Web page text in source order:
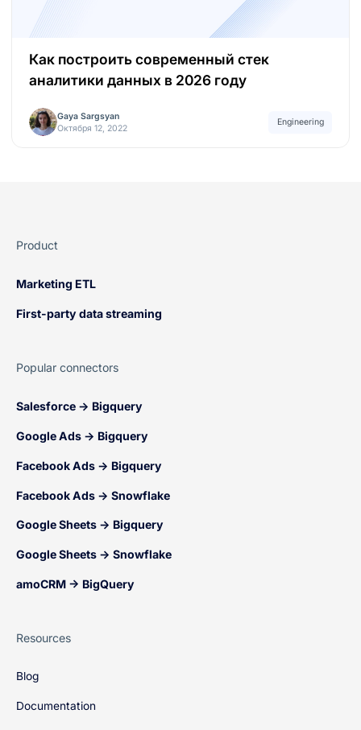
Как построить современный стек
аналитики данных в 2026 году
Gaya Sargsyan
Октября 12, 2022
Engineering
Product
Marketing ETL
First-party data streaming
Popular connectors
Salesforce → Bigquery
Google Ads → Bigquery
Facebook Ads → Bigquery
Facebook Ads → Snowflake
Google Sheets → Bigquery
Google Sheets → Snowflake
amoCRM → BigQuery
Resources
Blog
Documentation